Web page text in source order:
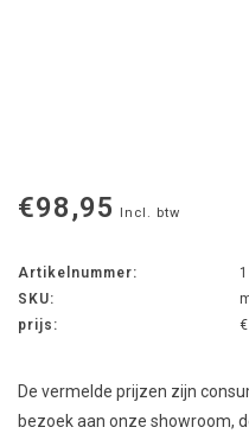
€98,95 Incl. btw
Artikelnummer:
SKU:
prijs:
De vermelde prijzen zijn
bezoek aan onze showroom,